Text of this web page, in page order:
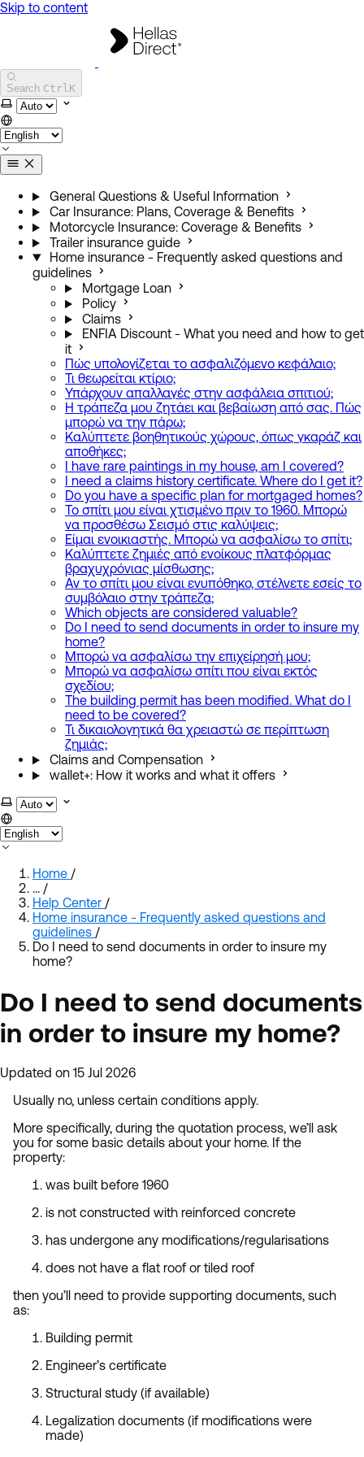
Skip to content
Search CtrlK
Select theme
General Questions & Useful Information
Car Insurance: Plans, Coverage & Benefits
Motorcycle Insurance: Coverage & Benefits
Trailer insurance guide
Home insurance - Frequently asked questions and
guidelines
Mortgage Loan
Policy
Claims
ENFIA Discount - What you need and how to get
it
Πώς υπολογίζεται το ασφαλιζόμενο κεφάλαιο;
Τι θεωρείται κτίριο;
Υπάρχουν απαλλαγές στην ασφάλεια σπιτιού;
Η τράπεζα μου ζητάει και βεβαίωση από σας. Πώς
μπορώ να την πάρω;
Καλύπτετε βοηθητικούς χώρους, όπως γκαράζ και
αποθήκες;
I have rare paintings in my house, am I covered?
I need a claims history certificate. Where do I get it?
Do you have a specific plan for mortgaged homes?
Το σπίτι μου είναι χτισμένο πριν το 1960. Μπορώ
να προσθέσω Σεισμό στις καλύψεις;
Είμαι ενοικιαστής. Μπορώ να ασφαλίσω το σπίτι;
Καλύπτετε ζημιές από ενοίκους πλατφόρμας
βραχυχρόνιας μίσθωσης;
Αν το σπίτι μου είναι ενυπόθηκο, στέλνετε εσείς το
συμβόλαιο στην τράπεζα;
Which objects are considered valuable?
Do I need to send documents in order to insure my
home?
Μπορώ να ασφαλίσω την επιχείρησή μου;
Μπορώ να ασφαλίσω σπίτι που είναι εκτός
σχεδίου;
The building permit has been modified. What do I
need to be covered?
Τι δικαιολογητικά θα χρειαστώ σε περίπτωση
ζημιάς;
Claims and Compensation
wallet+: How it works and what it offers
Select theme
Home /
… /
Help Center /
Home insurance - Frequently asked questions and
guidelines /
Do I need to send documents in order to insure my
home?
Do I need to send documents
in order to insure my home?
Updated on 15 Jul 2026
Usually no, unless certain conditions apply.
More specifically, during the quotation process, we’ll ask
you for some basic details about your home. If the
property:
was built before 1960
is not constructed with reinforced concrete
has undergone any modifications/regularisations
does not have a flat roof or tiled roof
then you’ll need to provide supporting documents, such
as:
Building permit
Engineer’s certificate
Structural study (if available)
Legalization documents (if modifications were
made)